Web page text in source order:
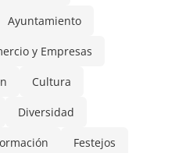
Ayuntamiento
y Empresas
Cultura
Diversidad
Festejos